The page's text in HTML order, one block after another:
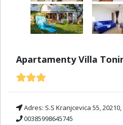
Apartamenty Villa
Adres: S.S Kranjcevica 55,
00385998645745